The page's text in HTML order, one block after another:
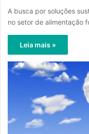
A busca por soluções
no setor de alimentação
Leia mais »